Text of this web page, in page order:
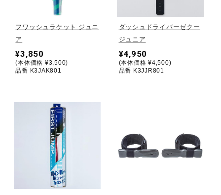
メディカル
コラボ／ライセンス
その他
サポート
フワッシュラケット ジュニ
ア
¥3,850
(本体価格 ¥3,500)
品番 K3JAK801
ダッシュドライバーゼクー
ジュニア
¥4,950
(本体価格 ¥4,500)
品番 K3JJR801